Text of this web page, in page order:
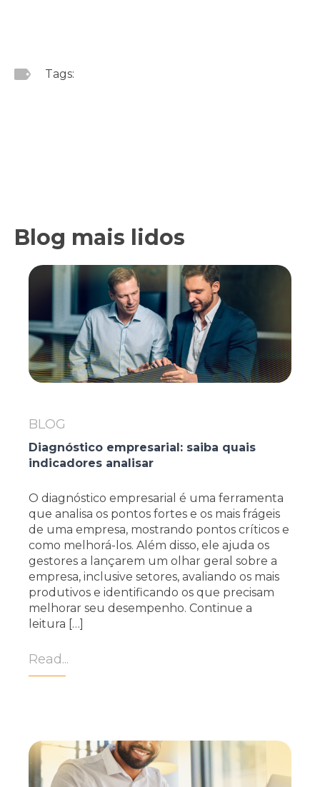
Tags:
Blog mais lidos
BLOG
Diagnóstico empresarial: saiba quais
indicadores analisar
O diagnóstico empresarial é uma ferramenta
que analisa os pontos fortes e os mais frágeis
de uma empresa, mostrando pontos críticos e
como melhorá-los. Além disso, ele ajuda os
gestores a lançarem um olhar geral sobre a
empresa, inclusive setores, avaliando os mais
produtivos e identificando os que precisam
melhorar seu desempenho. Continue a
leitura […]
Read...